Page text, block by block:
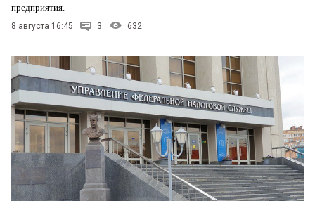
предприятия.
8 августа 16:45 3 632